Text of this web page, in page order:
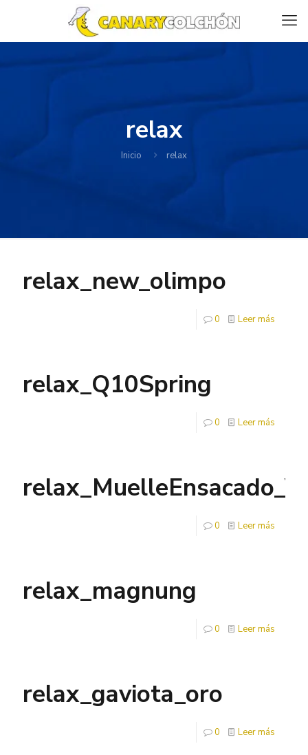
relax
Inicio relax
relax_new_olimpo
0 Leer más
relax_Q10Spring
0 Leer más
0 Leer más
relax_magnung
0 Leer más
relax_gaviota_oro
0 Leer más